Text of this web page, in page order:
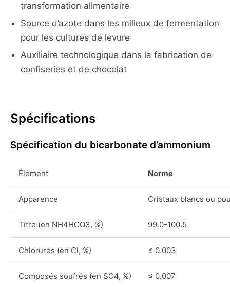
transformation alimentaire
Source d’azote dans les milieux de fermentation
pour les cultures de levure
Auxiliaire technologique dans la fabrication de
confiseries et de chocolat
Spécifications
Spécification du bicarbonate d’ammonium
Élément Norme
Apparence Cristaux blancs ou
Titre (en NH4HCO3, %) 99.0-100.5
Chlorures (en Cl, %) ≤ 0.003
Composés soufrés (en SO4, %) ≤ 0.007